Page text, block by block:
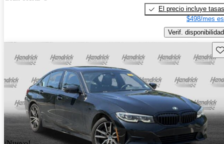
El precio incluye tasas
$498/mes
Verif. disponibilidad